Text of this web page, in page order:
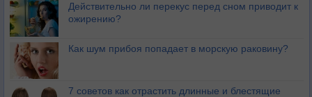
Действительно ли перекус перед сном приводит к
ожирению?
Как шум прибоя попадает в морскую раковину?
7 советов как отрастить длинные и блестящие